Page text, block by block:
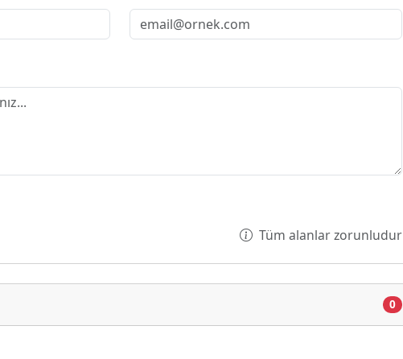
Tüm alanlar zorunludur
0